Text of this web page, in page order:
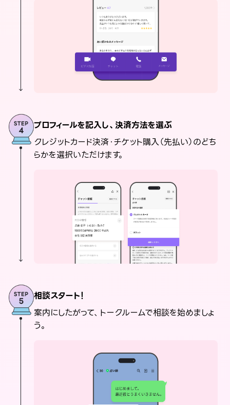
プロフィールを記入し、決済方法を選ぶ
クレジットカード決済・チケット購入（先払い）のどち
らかを選択いただけます。
相談スタート！
案内にしたがって、トークルームで相談を始めましょ
う。